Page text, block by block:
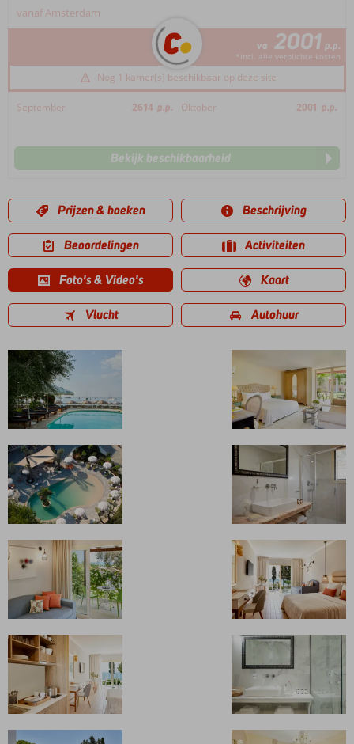
vanaf Amsterdam
va 2001 p.p.
*incl. alle verplichte kosten
Nog 1 kamer(s) beschikbaar op deze site
September 2614 p.p. Oktober 2001 p.p.
Bekijk beschikbaarheid
Prijzen & boeken Beschrijving
Beoordelingen Activiteiten
Foto's & Video's Kaart
Vlucht Autohuur